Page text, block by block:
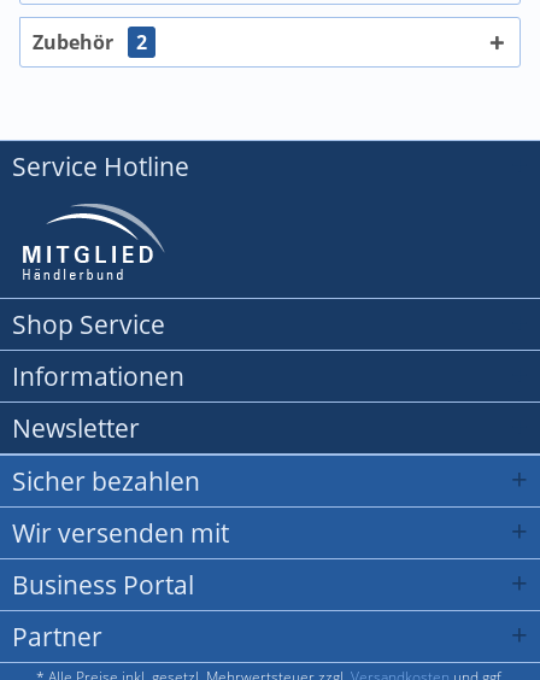
Zubehör 2
Service Hotline
Shop Service
Informationen
Newsletter
Sicher bezahlen
Wir versenden mit
Business Portal
Partner